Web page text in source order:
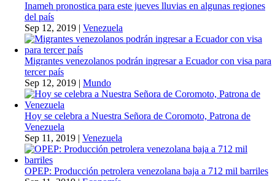
Inameh pronostica para este jueves lluvias en algunas regiones
del país
Sep 12, 2019 | Venezuela
Migrantes venezolanos podrán ingresar a Ecuador con visa para
tercer país
Sep 12, 2019 | Mundo
Hoy se celebra a Nuestra Señora de Coromoto, Patrona de
Venezuela
Sep 11, 2019 | Venezuela
OPEP: Producción petrolera venezolana baja a 712 mil barriles